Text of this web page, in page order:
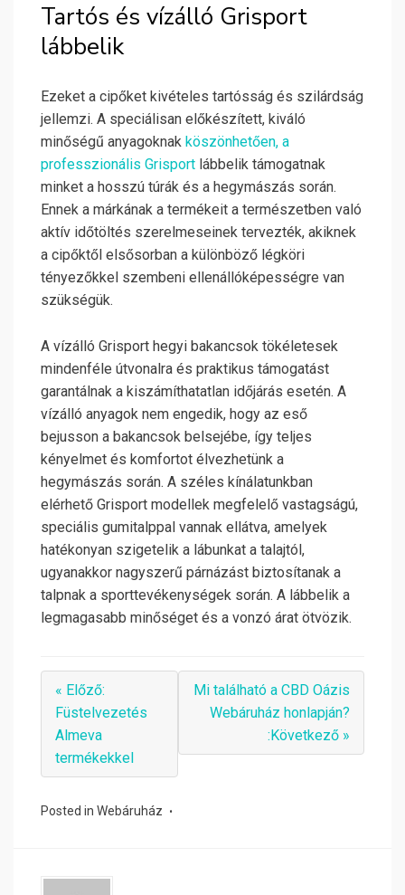
Tartós és vízálló Grisport
lábbelik
Ezeket a cipőket kivételes tartósság és szilárdság
jellemzi. A speciálisan előkészített, kiváló
minőségű anyagoknak köszönhetően, a
professzionális Grisport lábbelik támogatnak
minket a hosszú túrák és a hegymászás során.
Ennek a márkának a termékeit a természetben való
aktív időtöltés szerelmeseinek tervezték, akiknek
a cipőktől elsősorban a különböző légköri
tényezőkkel szembeni ellenállóképességre van
szükségük.
A vízálló Grisport hegyi bakancsok tökéletesek
mindenféle útvonalra és praktikus támogatást
garantálnak a kiszámíthatatlan időjárás esetén. A
vízálló anyagok nem engedik, hogy az eső
bejusson a bakancsok belsejébe, így teljes
kényelmet és komfortot élvezhetünk a
hegymászás során. A széles kínálatunkban
elérhető Grisport modellek megfelelő vastagságú,
speciális gumitalppal vannak ellátva, amelyek
hatékonyan szigetelik a lábunkat a talajtól,
ugyanakkor nagyszerű párnázást biztosítanak a
talpnak a sporttevékenységek során. A lábbelik a
legmagasabb minőséget és a vonzó árat ötvözik.
« Előző:
Füstelvezetés
Almeva
termékekkel
Mi található a CBD Oázis
Webáruház honlapján?
:Következő »
Posted in Webáruház